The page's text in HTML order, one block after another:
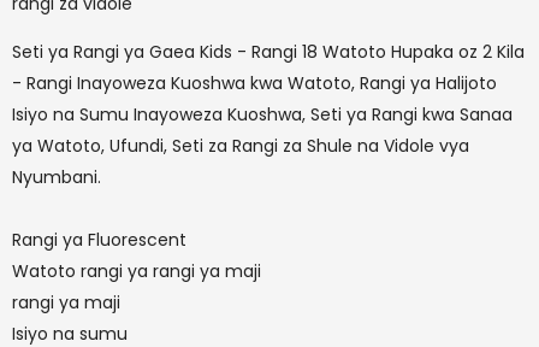
Seti ya Rangi ya Gaea Kids - Rangi 18 Watoto Hupaka oz 2 Kila
- Rangi Inayoweza Kuoshwa kwa Watoto, Rangi ya Halijoto
Isiyo na Sumu Inayoweza Kuoshwa, Seti ya Rangi kwa Sanaa
ya Watoto, Ufundi, Seti za Rangi za Shule na Vidole vya
Nyumbani.
Rangi ya Fluorescent
Watoto rangi ya rangi ya maji
rangi ya maji
Isiyo na sumu